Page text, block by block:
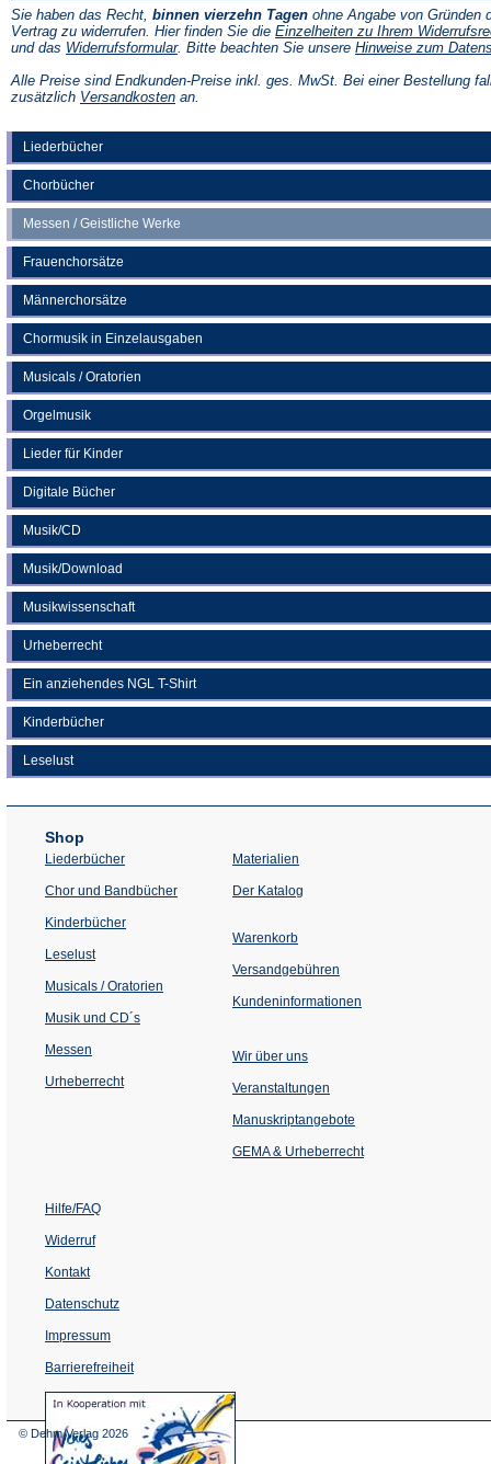
Liederbücher
Chorbücher
Messen / Geistliche Werke
Frauenchorsätze
Männerchorsätze
Chormusik in Einzelausgaben
Musicals / Oratorien
Orgelmusik
Lieder für Kinder
Digitale Bücher
Musik/CD
Musik/Download
Musikwissenschaft
Urheberrecht
Ein anziehendes NGL T-Shirt
Kinderbücher
Leselust
Sie haben das Recht, binnen vierzehn Tagen ohne Angabe von Gründen
Vertrag zu widerrufen. Hier finden Sie die Einzelheiten zu Ihrem
und das Widerrufsformular(Öffnet
einem
neuen
. Bitte beachten Sie unsere Hinweise zum
Alle Preise sind Endkunden-Preise inkl. ges. MwSt. Bei einer Bestellung
zusätzlich Versandkosten(Öffnet
an.
Shop
Liederbücher
Chor und Bandbücher
Kinderbücher
Leselust
Musicals / Oratorien
Musik und CD´s
Messen
Urheberrecht
Materialien
Der Katalog
Warenkorb
Versandgebühren
Kundeninformationen
Wir über uns
Veranstaltungen
einem
Tab)
Manuskriptangebote
GEMA & Urheberrecht
Hilfe/FAQ
Widerruf
Kontakt
Datenschutz
Impressum
Barrierefreiheit
(Öffnet
in
© Dehm Verlag 2026